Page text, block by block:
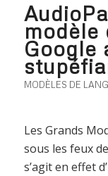
modèle
Google
MODÈLES DE
Les Grands
sous les feux
s’agit en effet